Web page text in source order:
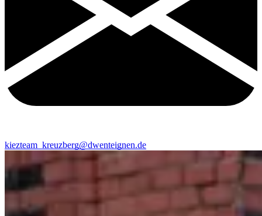
kiezteam_kreuzberg@dwenteignen.de